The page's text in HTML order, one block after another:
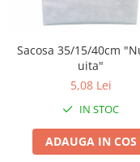
Sacosa 35/15/40cm
uita"
5,08 Lei
IN STOC
ADAUGA IN COS